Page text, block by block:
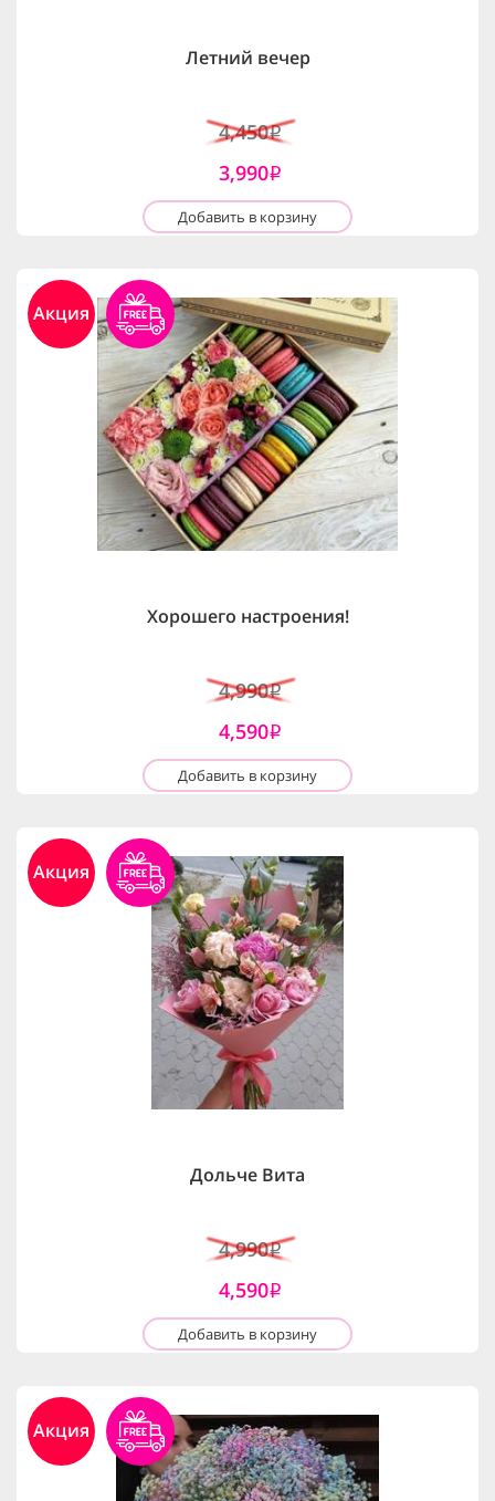
Летний вечер
4,450i
3,990i
Добавить в корзину
Акция
Хорошего настроения!
4,990i
4,590i
Добавить в корзину
Акция
Дольче Вита
4,990i
4,590i
Добавить в корзину
Акция